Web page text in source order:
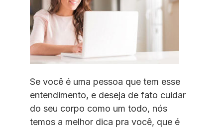
Se você é uma pessoa que tem esse
entendimento, e deseja de fato cuidar
do seu corpo como um todo, nós
temos a melhor dica pra você, que é